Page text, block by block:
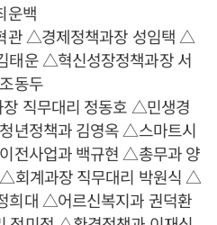
운백
관 △경제정책과장 성임택 △
태운 △혁신성장정책과장 서
동두
직무대리 정동호 △민생경
년정책과 김영옥 △스마트시
전사업과 백규현 △총무과 양
회계과장 직무대리 박원식 △
희대 △어르신복지과 권덕환